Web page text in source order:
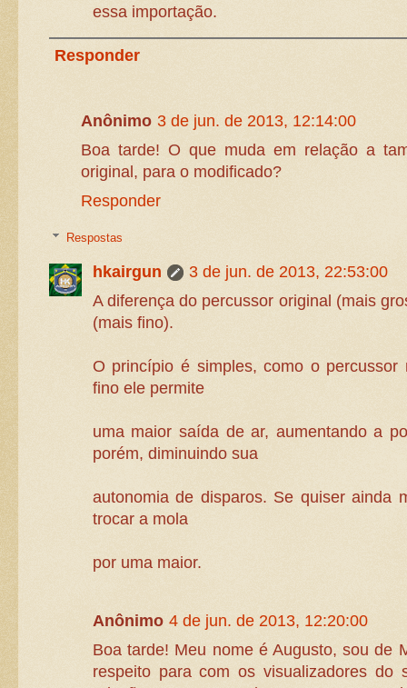
essa importação.
Responder
Anônimo 3 de jun. de 2013, 12:14:00
Boa tarde! O que muda em relação a
original, para o modificado?
Responder
Respostas
hkairgun
3 de jun. de 2013, 22:53:00
A diferença do percussor original (mais
(mais fino).
O princípio é simples, como o percussor
fino ele permite
uma maior saída de ar, aumentando a
porém, diminuindo sua
autonomia de disparos. Se quiser ainda
trocar a mola
por uma maior.
Anônimo 4 de jun. de 2013, 12:20:00
Boa tarde! Meu nome é Augusto, sou de
respeito para com os visualizadores do